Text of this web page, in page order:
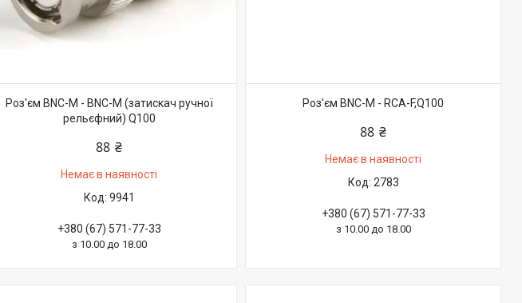
Роз'єм BNC-M - BNC-M (затискач ручної
рельєфний) Q100
88 ₴
Немає в наявності
9941
+380 (67) 571-77-33
з 10.00 до 18.00
Роз'єм BNC-M - RCA-F,Q100
88 ₴
Немає в наявності
2783
+380 (67) 571-77-33
з 10.00 до 18.00